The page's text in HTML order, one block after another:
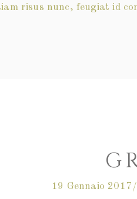
risus nunc, feugiat id
19 Gennaio 2017